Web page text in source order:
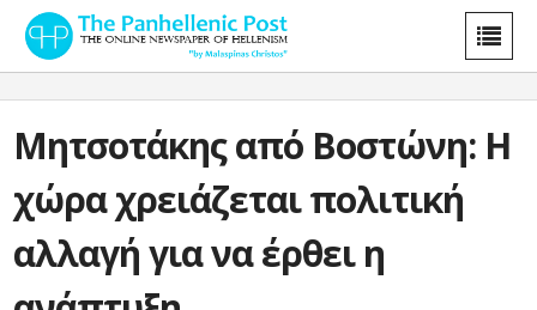
Μητσοτάκης από Βοστώνη: Η
χώρα χρειάζεται πολιτική
αλλαγή για να έρθει η